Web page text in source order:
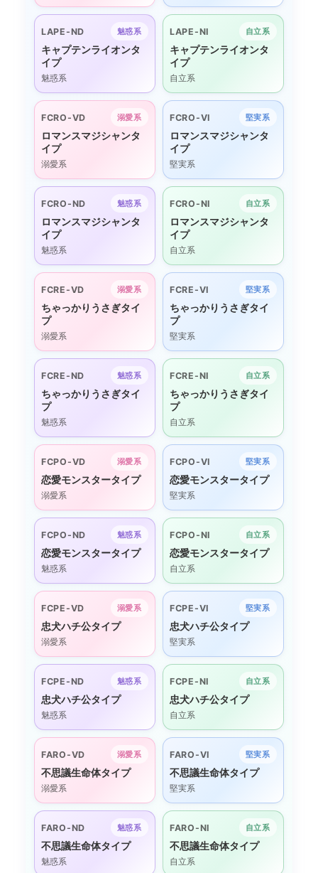
LAPE-ND 魅惑系
キャプテンライオンタ
イプ
魅惑系
LAPE-NI 自立系
キャプテンライオンタ
イプ
自立系
FCRO-VD 溺愛系
ロマンスマジシャンタ
イプ
溺愛系
FCRO-VI 堅実系
ロマンスマジシャンタ
イプ
堅実系
FCRO-ND 魅惑系
ロマンスマジシャンタ
イプ
魅惑系
FCRO-NI 自立系
ロマンスマジシャンタ
イプ
自立系
FCRE-VD 溺愛系
ちゃっかりうさぎタイ
プ
溺愛系
FCRE-VI 堅実系
ちゃっかりうさぎタイ
プ
堅実系
FCRE-ND 魅惑系
ちゃっかりうさぎタイ
プ
魅惑系
FCRE-NI 自立系
ちゃっかりうさぎタイ
プ
自立系
FCPO-VD 溺愛系
恋愛モンスタータイプ
溺愛系
FCPO-VI 堅実系
恋愛モンスタータイプ
堅実系
FCPO-ND 魅惑系
恋愛モンスタータイプ
魅惑系
FCPO-NI 自立系
恋愛モンスタータイプ
自立系
FCPE-VD 溺愛系
忠犬ハチ公タイプ
溺愛系
FCPE-VI 堅実系
忠犬ハチ公タイプ
堅実系
FCPE-ND 魅惑系
忠犬ハチ公タイプ
魅惑系
FCPE-NI 自立系
忠犬ハチ公タイプ
自立系
FARO-VD 溺愛系
不思議生命体タイプ
溺愛系
FARO-VI 堅実系
不思議生命体タイプ
堅実系
FARO-ND 魅惑系
不思議生命体タイプ
魅惑系
FARO-NI 自立系
不思議生命体タイプ
自立系